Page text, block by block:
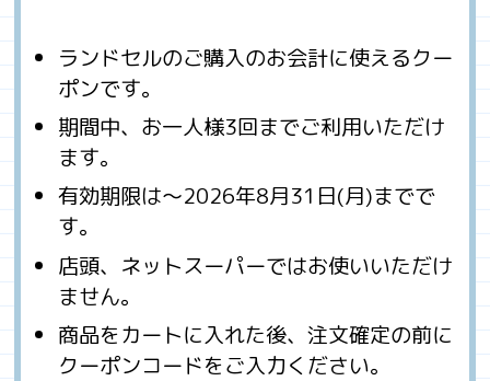
ランドセルのご購入のお会計に使えるクー
ポンです。
期間中、お一人様3回までご利用いただけ
ます。
有効期限は～2026年8月31日(月)までで
す。
店頭、ネットスーパーではお使いいただけ
ません。
商品をカートに入れた後、注文確定の前に
クーポンコードをご入力ください。